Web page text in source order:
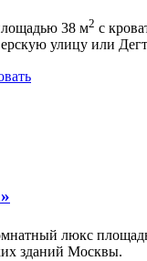
38 м2 с
улицу или
люкс
зданий Москвы.